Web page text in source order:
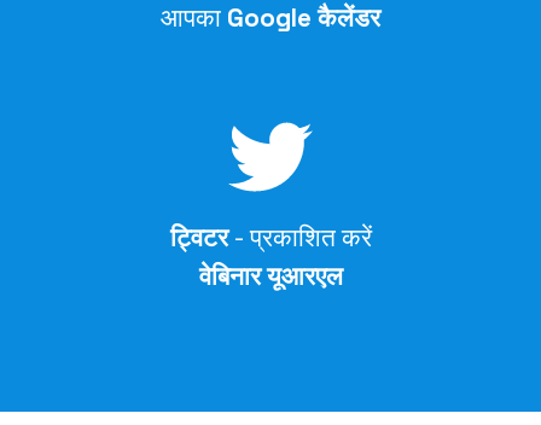
आपका Google कैलेंडर
ट्विटर- प्रकाशित करें
वेबिनार यूआरएल